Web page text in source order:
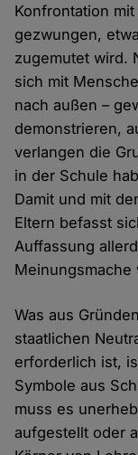
Konfrontation
gezwungen,
zugemutet wird.
sich mit
nach außen –
demonstrieren,
verlangen die
in der Schule
Damit und mit
Eltern befasst
Auffassung
Was aus
staatlichen
erforderlich ist,
Symbole aus
muss es
aufgestellt oder